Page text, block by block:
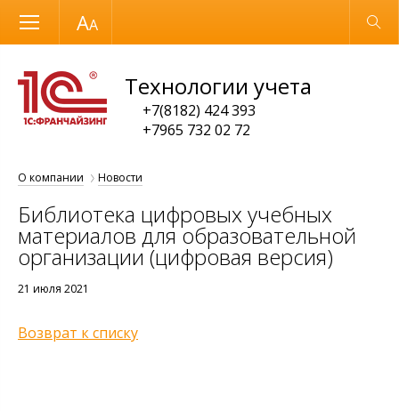
Размер шрифта Обычная версия
Технологии учета
+7(8182) 424 393
+7965 732 02 72
О компании Новости
Библиотека цифровых учебных
материалов для образовательной
организации (цифровая версия)
21 июля 2021
Возврат к списку